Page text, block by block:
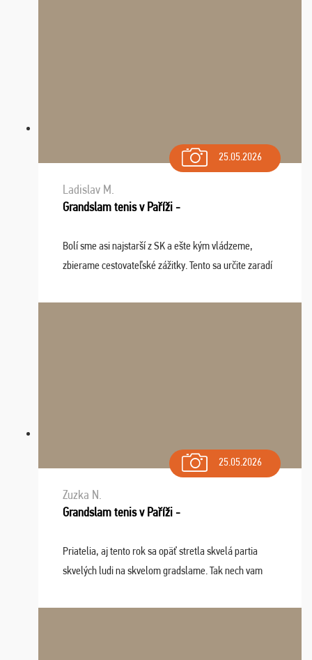
25.05.2026
Ladislav M.
Grandslam tenis v Paříži -
Bolí sme asi najstarší z SK a ešte kým vládzeme,
zbierame cestovateľské zážitky. Tento sa určite zaradí
osudu - pohodový šefík Meďo, dobrá parti ...
25.05.2026
Zuzka N.
Grandslam tenis v Paříži -
Priatelia, aj tento rok sa opäť stretla skvelá partia
skvelých ludi na skvelom gradslame. Tak nech vam
sa na budúci rok. Prajem vam este veľa ta ...